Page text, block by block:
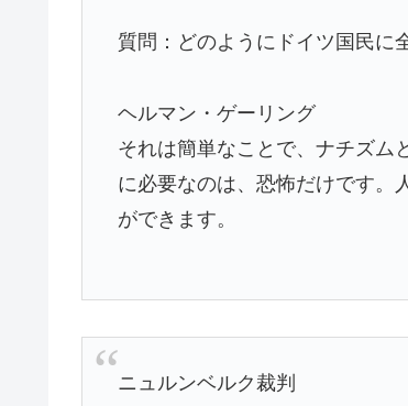
質問：どのようにドイツ国民に
ヘルマン・ゲーリング
それは簡単なことで、ナチズム
に必要なのは、恐怖だけです。
ができます。
ニュルンベルク裁判